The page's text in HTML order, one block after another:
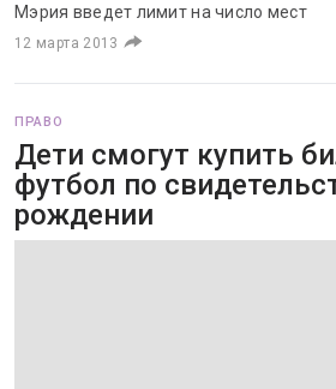
Мэрия введет лимит на число мест
12 марта 2013
ПРАВО
Дети смогут купить
футбол по
рождении